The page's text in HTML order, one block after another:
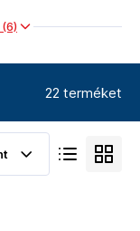
22 terméket